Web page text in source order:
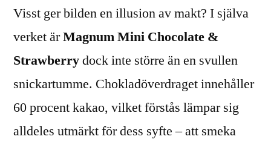
Visst ger bilden en illusion av makt? I själva
verket ärMagnum Mini Chocolate &
Strawberrydock inte större än en svullen
snickartumme. Chokladöverdraget innehåller
60 procent kakao, vilket förstås lämpar sig
alldeles utmärkt för dess syfte – att smeka